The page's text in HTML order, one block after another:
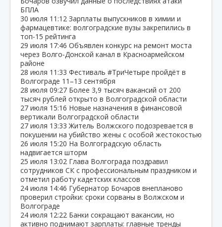
БПЛА
30 июля 11:12 Зарплаты выпускников в химии и
фармацевтике: волгоградские вузы закрепились в
топ‑15 рейтинга
29 июля 17:46 Объявлен конкурс на ремонт моста
через Волго‑Донской канал в Красноармейском
районе
28 июля 11:33 Фестиваль #ТриЧетыре пройдёт в
Волгограде 11–13 сентября
28 июля 09:27 Более 3,9 тысяч вакансий от 200
тысяч рублей открыто в Волгоградской области
27 июля 15:16 Новые назначения в финансовой
вертикали Волгоградской области
27 июля 13:33 Житель Волжского подозревается в
покушении на убийство жены с особой жестокостью
26 июля 15:20 На Волгоградскую область
надвигается шторм
25 июля 13:02 Глава Волгограда поздравил
сотрудников СК с профессиональным праздником и
отметил работу кадетских классов
24 июля 14:46 Губернатор Бочаров внепланово
проверил стройки: сроки сорваны в Волжском и
Волгограде
24 июля 12:22 Банки сокращают вакансии, но
активно поднимают зарплаты: главные тренды